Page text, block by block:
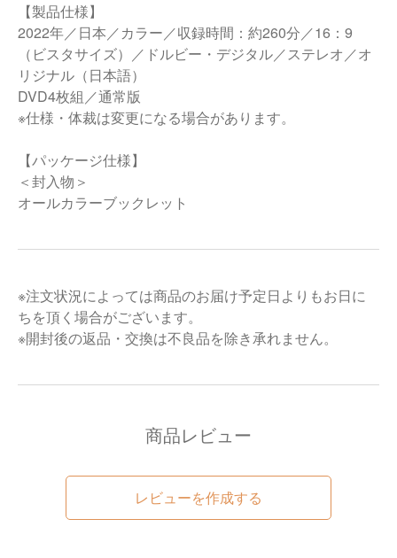
【製品仕様】
2022年／日本／カラー／収録時間：約260分／16：9
（ビスタサイズ）／ドルビー・デジタル／ステレオ／オ
リジナル（日本語）
DVD4枚組／通常版
※仕様・体裁は変更になる場合があります。
【パッケージ仕様】
＜封入物＞
オールカラーブックレット
※注文状況によっては商品のお届け予定日よりもお日に
ちを頂く場合がございます。
※開封後の返品・交換は不良品を除き承れません。
商品レビュー
レビューを作成する